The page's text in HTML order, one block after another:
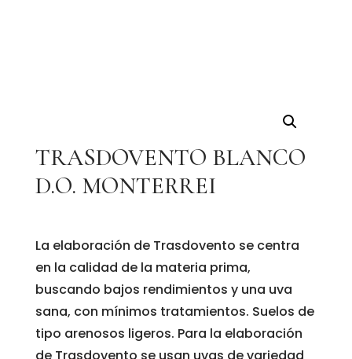
TRASDOVENTO BLANCO
D.O. MONTERREI
La elaboración de Trasdovento se centra
en la calidad de la materia prima,
buscando bajos rendimientos y una uva
sana, con mínimos tratamientos. Suelos de
tipo arenosos ligeros. Para la elaboración